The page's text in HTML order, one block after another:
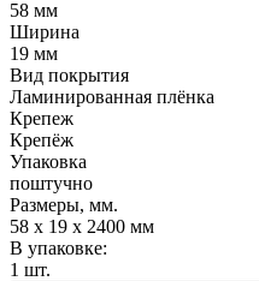
58 мм
Ширина
19 мм
Вид покрытия
Ламинированная плёнка
Крепеж
Крепёж
Упаковка
поштучно
Размеры, мм.
58 x 19 x 2400 мм
В упаковке:
1 шт.